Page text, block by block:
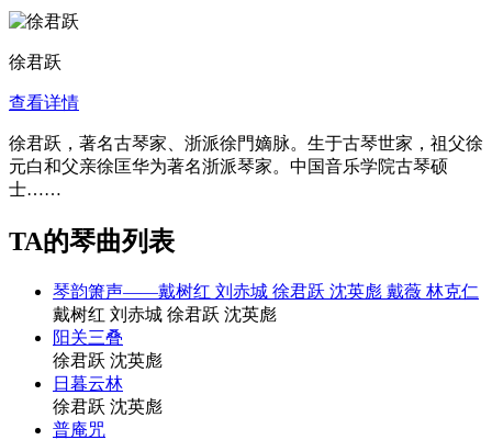
徐君跃
查看详情
徐君跃，著名古琴家、浙派徐門嫡脉。生于古琴世家，祖父徐
元白和父亲徐匡华为著名浙派琴家。中国音乐学院古琴硕
士……
TA的琴曲列表
琴韵箫声——戴树红 刘赤城 徐君跃 沈英彪 戴薇 林克仁
戴树红 刘赤城 徐君跃 沈英彪
阳关三叠
徐君跃 沈英彪
日暮云林
徐君跃 沈英彪
普庵咒